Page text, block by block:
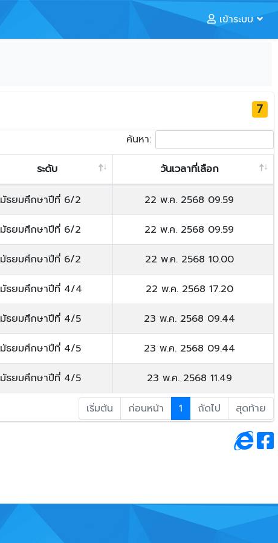
เข้าระบบ
7
ค้นหา:
ระดับ วันเวลาที่เลือก
มัธยมศึกษาปีที่ 6/2 22 พ.ค. 2568 09.59
มัธยมศึกษาปีที่ 6/2 22 พ.ค. 2568 09.59
มัธยมศึกษาปีที่ 6/2 22 พ.ค. 2568 10.00
มัธยมศึกษาปีที่ 4/4 22 พ.ค. 2568 17.20
มัธยมศึกษาปีที่ 4/5 23 พ.ค. 2568 09.44
มัธยมศึกษาปีที่ 4/5 23 พ.ค. 2568 09.44
มัธยมศึกษาปีที่ 4/5 23 พ.ค. 2568 11.49
เริ่มต้น ก่อนหน้า 1 ถัดไป สุดท้าย